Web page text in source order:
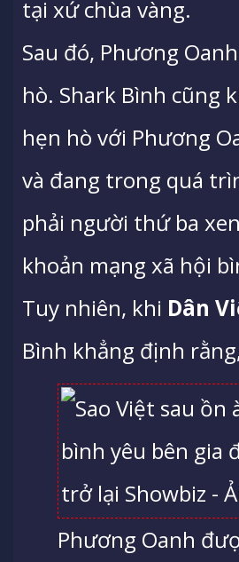
tại xứ chùa vàng.
Sau đó, Phương
hò. Shark Bình cũng
hẹn hò với Phương
và đang trong quá
phải người thứ ba
khoản mạng xã hội
Tuy nhiên, khi Dân
Bình khẳng định
Phương Oanh